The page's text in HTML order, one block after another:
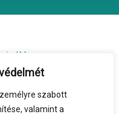
szabott
valamint a